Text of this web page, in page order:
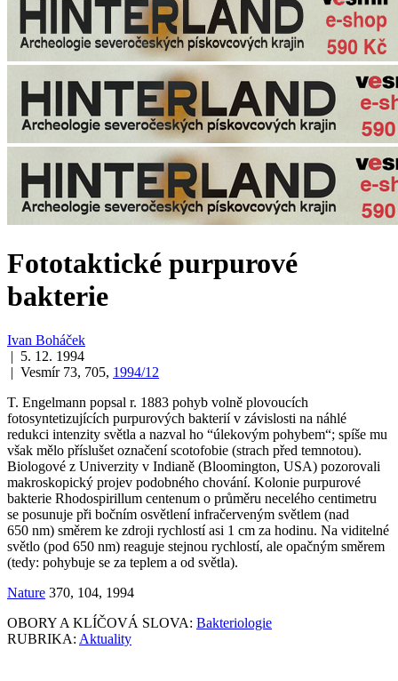
Fototaktické purpurové
bakterie
Ivan Boháček
| 5. 12. 1994
| Vesmír 73, 705, 1994/12
T. Engelmann popsal r. 1883 pohyb volně plovoucích
fotosyntetizujících purpurových bakterií v závislosti na náhlé
redukci intenzity světla a nazval ho “úlekovým pohybem“; spíše mu
však mělo příslušet označení scotofobie (strach před temnotou).
Biologové z Univerzity v Indianě (Bloomington, USA) pozorovali
makroskopický projev podobného chování. Kolonie purpurové
bakterie Rhodospirillum centenum o průměru necelého centimetru
se posunuje při bočním osvětlení infračerveným světlem (nad
650 nm) směrem ke zdroji rychlostí asi 1 cm za hodinu. Na viditelné
světlo (pod 650 nm) reaguje stejnou rychlostí, ale opačným směrem
(tedy: pohybuje se za teplem a od světla).
Nature 370, 104, 1994
OBORY A KLÍČOVÁ SLOVA: Bakteriologie
RUBRIKA: Aktuality